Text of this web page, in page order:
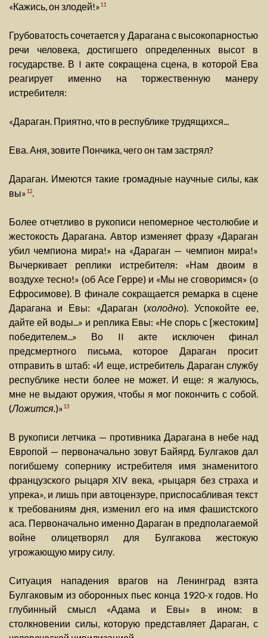
«Кажись, он злодей!»11
Грубоватость сочетается у Дарагана с высокопарностью
речи человека, достигшего определенных высот в
государстве. В I акте сокращена сцена, в которой Ева
реагирует именно на торжественную манеру
истребителя:
«Дараган. Приятно, что в республике трудящихся...
Ева. Аня, зовите Пончика, чего он там застрял?
Дараган. Имеются такие громадные научные силы, как
вы»12.
Более отчетливо в рукописи непомерное честолюбие и
жестокость Дарагана. Автор изменяет фразу «Дараган
убил чемпиона мира!» на «Дараган — чемпион мира!»
Вычеркивает реплики истребителя: «Нам двоим в
воздухе тесно!» (об Асе Герре) и «Мы не сговоримся» (о
Ефросимове). В финале сокращается ремарка в сцене
Дарагана и Евы: «Дараган (холодно). Успокойте ее,
дайте ей воды...» и реплика Евы: «Не спорь с [жестоким]
победителем...» Во II акте исключен финал
предсмертного письма, которое Дараган просит
отправить в штаб: «И еще, истребитель Дараган службу
республике нести более не может. И еще: я жалуюсь,
мне не выдают оружия, чтобы я мог покончить с собой.
(Ложится.)»13
В рукописи летчика — противника Дарагана в небе над
Европой — первоначально зовут Байярд. Булгаков дал
погибшему сопернику истребителя имя знаменитого
французского рыцаря XIV века, «рыцаря без страха и
упрека», и лишь при автоцензуре, приспосабливая текст
к требованиям дня, изменил его на имя фашистского
аса. Первоначально именно Дараган в предполагаемой
войне олицетворял для Булгакова жестокую
угрожающую миру силу.
Ситуация нападения врагов на Ленинград взята
Булгаковым из оборонных пьес конца 1920-х годов. Но
глубинный смысл «Адама и Евы» в ином: в
столкновении силы, которую представляет Дараган, с